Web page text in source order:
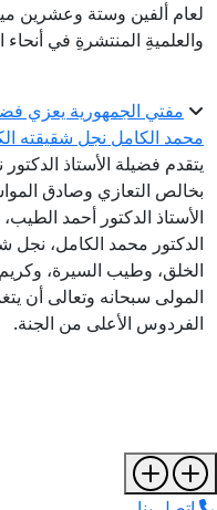
لعام ألفين وستة وعشرين
والعلميةِ المنتشرةِ في أنحاء
مفتي الجمهورية يعزي
محمد الكامل نجل شقيقته
يتقدم فضيلة الأستاذ
بخالص التعازي وصادق
الأستاذ الدكتور أحمد
الدكتور محمد الكامل، نجل
الخلق، وطيب السيرة، وكريم
المولى سبحانه وتعالى أن
الفردوس الأعلى من الجنة.